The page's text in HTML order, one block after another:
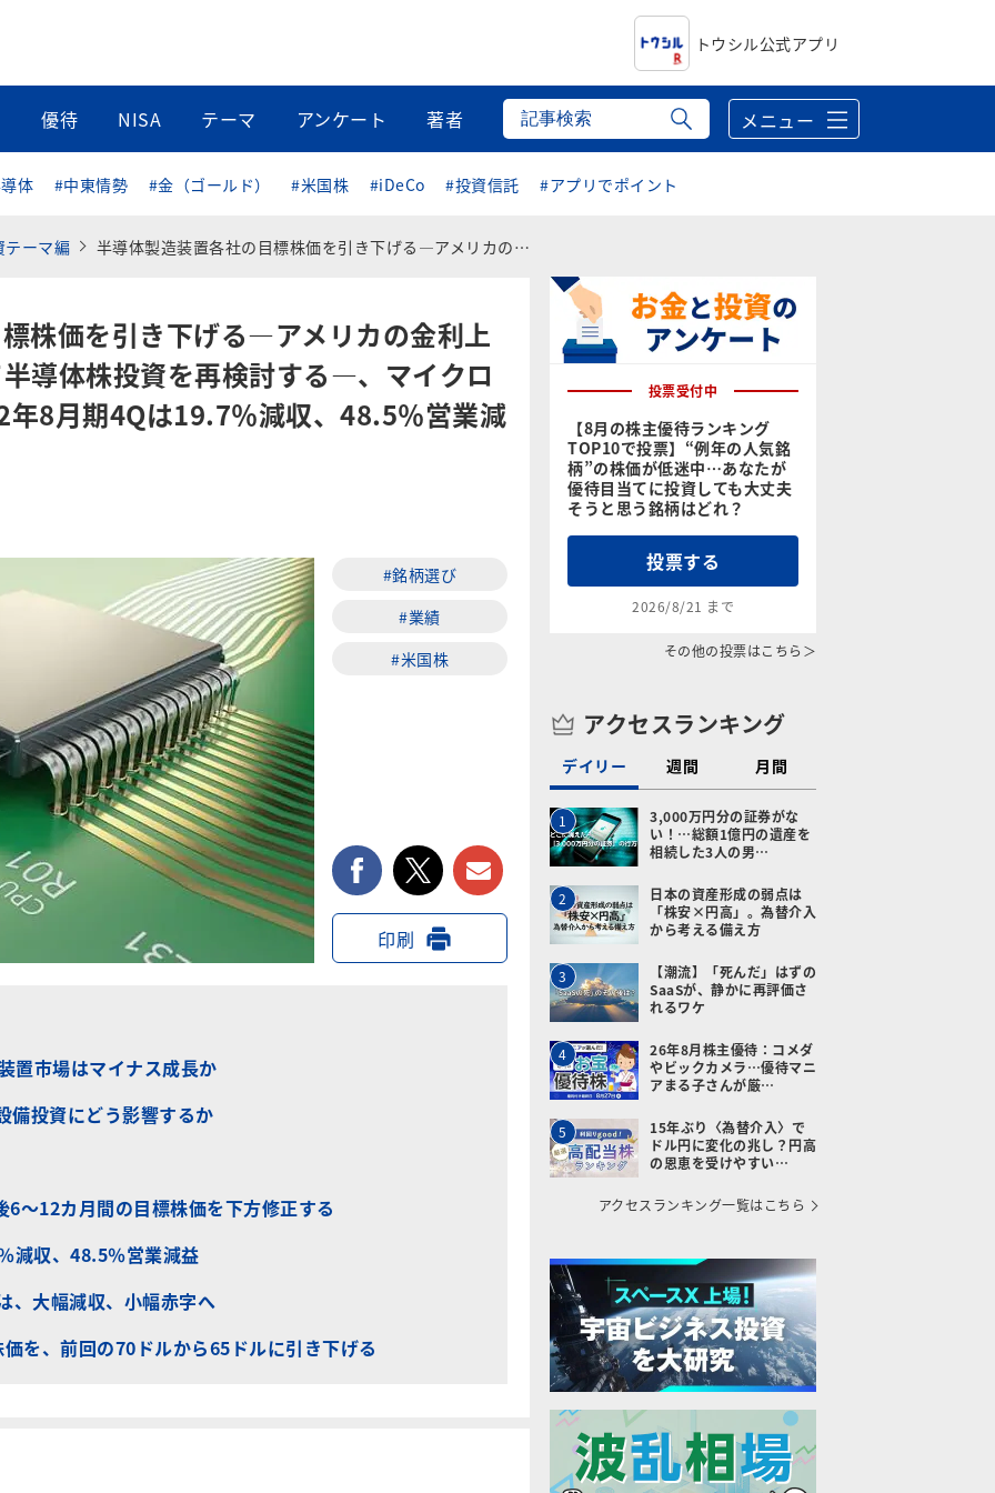
トウシル公式アプリ
優待 NISA テーマ アンケート 著者 メニュー
体 #中東情勢 #金（ゴールド） #米国株 #iDeCo #投資信託 #アプリでポイント
ーマ編 半導体製造装置各社の目標株価を引き下げる―アメリカの金利上昇とCHIPS法を踏まえて半導体株投資を再検討する―、マイクロン・テクノロジー―2022年8月期4Qは19.7％減収、48.5％営業減益―
株価を引き下げる―アメリカの金利上
導体株投資を再検討する―、マイクロ
8月期4Qは19.7％減収、48.5％営業減
#銘柄選び
#業績
#米国株
facebooktwitter メールで送る
印刷
置市場はマイナス成長か
備投資にどう影響するか
～12カ月間の目標株価を下方修正する
減収、48.5％営業減益
、大幅減収、小幅赤字へ
を、前回の70ドルから65ドルに引き下げる
投票受付中
【8月の株主優待ランキング
TOP10で投票】“例年の人気銘
柄”の株価が低迷中…あなたが
優待目当てに投資しても大丈夫
そうと思う銘柄はどれ？
投票する
2026/8/21 まで
その他の投票はこちら＞
アクセスランキング
デイリー 週間 月間
1
3,000万円分の証券がな
い！…総額1億円の遺産を
相続した3人の男…
2
日本の資産形成の弱点は
「株安×円高」。為替介入
から考える備え方
3
【潮流】「死んだ」はずの
SaaSが、静かに再評価さ
れるワケ
4
26年8月株主優待：コメダ
やビックカメラ…優待マニ
アまる子さんが厳…
5
15年ぶり〈為替介入〉で
ドル円に変化の兆し？円高
の恩恵を受けやすい…
アクセスランキング一覧はこちら